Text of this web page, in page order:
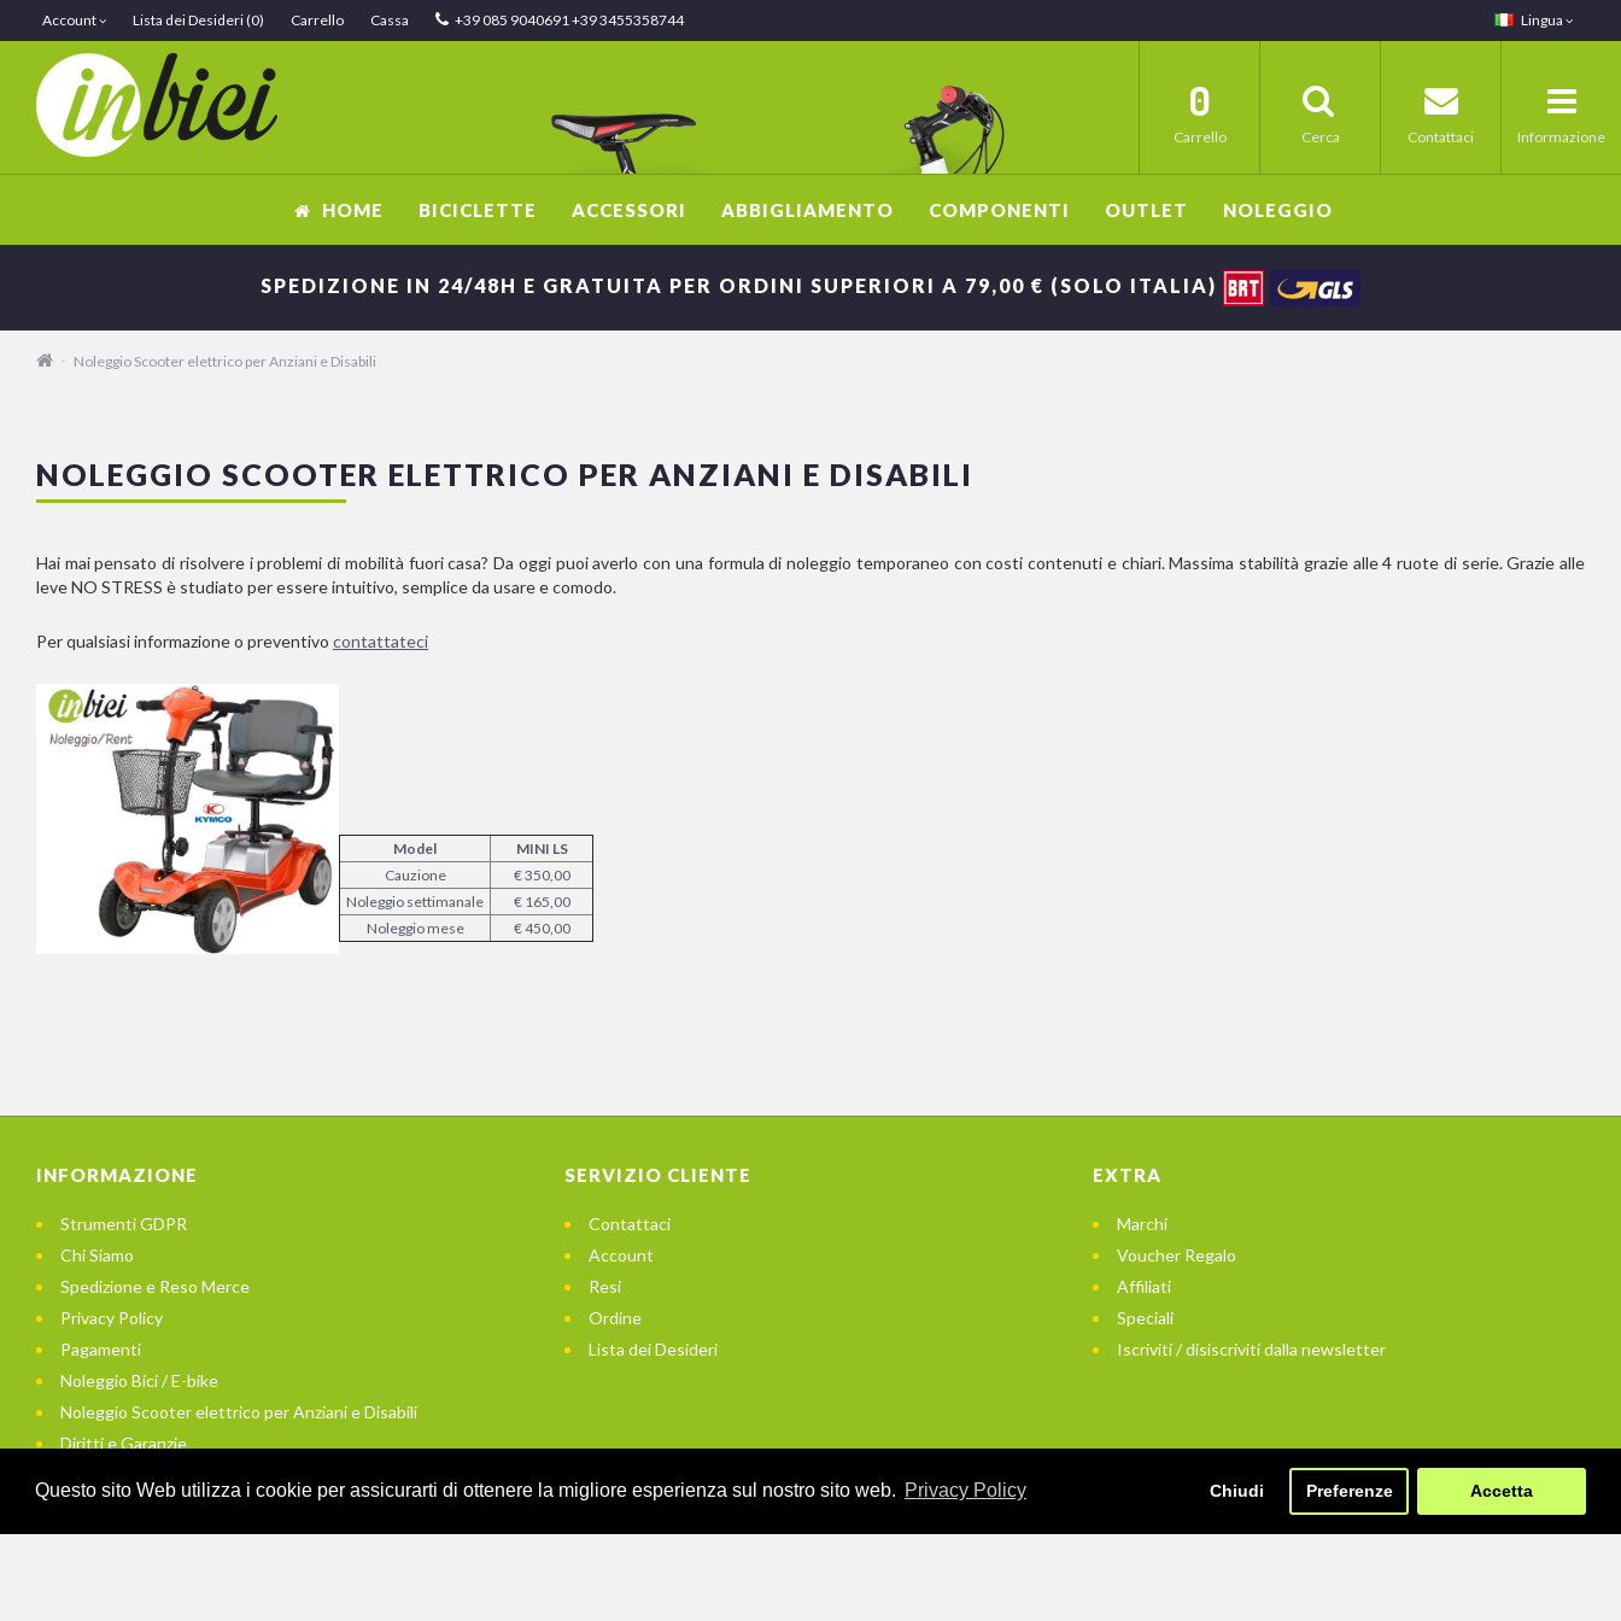
Questo sito Web utilizza i cookie per assicurarti di ottenere la migliore esperienza sul nostro sito web. Privacy Policy Chiudi Preferenze Accetta
Account Lista dei Desideri (0) Carrello Cassa +39 085 9040691 +39 3455358744 Lingua
Informazione
Contattaci
Cerca
0
Carrello
HOME BICICLETTE ACCESSORI ABBIGLIAMENTO COMPONENTI OUTLET NOLEGGIO
SPEDIZIONE IN 24/48H E GRATUITA PER ORDINI SUPERIORI A 79,00 € (SOLO ITALIA)
Noleggio Scooter elettrico per Anziani e Disabili
NOLEGGIO SCOOTER ELETTRICO PER ANZIANI E DISABILI
Hai mai pensato di risolvere i problemi di mobilità fuori casa? Da oggi puoi averlo con una formula di noleggio temporaneo con costi contenuti e chiari. Massima stabilità grazie alle 4 ruote di serie. Grazie alle
leve NO STRESS è studiato per essere intuitivo, semplice da usare e comodo.
Per qualsiasi informazione o preventivo contattateci
Model
MINI LS
Cauzione
€ 350,00
Noleggio settimanale
€ 165,00
Noleggio mese
€ 450,00
INFORMAZIONE
Strumenti GDPR
Chi Siamo
Spedizione e Reso Merce
Privacy Policy
Pagamenti
Noleggio Bici / E-bike
Noleggio Scooter elettrico per Anziani e Disabili
Diritti e Garanzie
SERVIZIO CLIENTE
Contattaci
Account
Resi
Ordine
Lista dei Desideri
EXTRA
Marchi
Voucher Regalo
Affiliati
Speciali
Iscriviti / disiscriviti dalla newsletter